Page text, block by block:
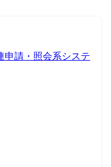
ミドルウェア: Nginx,
ニタリング: CloudWatch,
: Figma ソースコード管理:
Studio Code, Eclipse コミ
ただきます。 ・運用マニュ
できます。 ・入社直後は
申請・照会系システ